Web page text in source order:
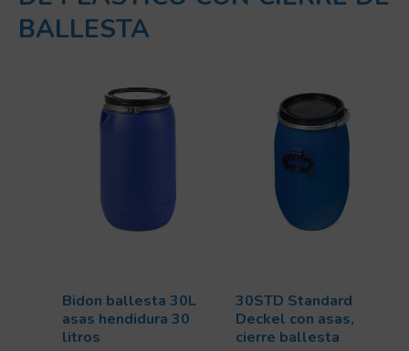
BALLESTA
Bidon ballesta 30L
asas hendidura 30
litros
30STD Standard
Deckel con asas,
cierre ballesta